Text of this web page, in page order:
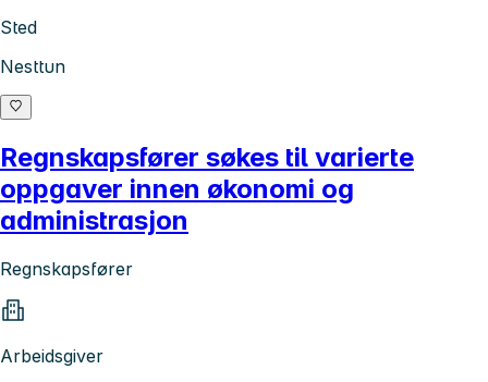
Sted
Nesttun
Regnskapsfører søkes til varierte
oppgaver innen økonomi og
administrasjon
Regnskapsfører
Arbeidsgiver